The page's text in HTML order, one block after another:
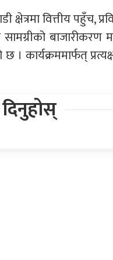
वित्तीय पहुँच,
बाजारीकरण
। कार्यक्रममार्फत्
दिनुहोस्